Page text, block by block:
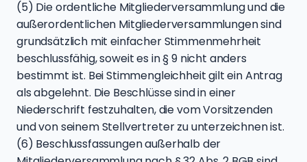
(5) Die ordentliche Mitgliederversammlung und die
außerordentlichen Mitgliederversammlungen sind
grundsätzlich mit einfacher Stimmenmehrheit
beschlussfähig, soweit es in § 9 nicht anders
bestimmt ist. Bei Stimmengleichheit gilt ein Antrag
als abgelehnt. Die Beschlüsse sind in einer
Niederschrift festzuhalten, die vom Vorsitzenden
und von seinem Stellvertreter zu unterzeichnen ist.
(6) Beschlussfassungen außerhalb der